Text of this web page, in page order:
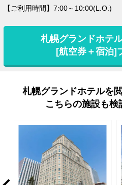
【ご利用時間】7:00～10:00(L.O.)
札幌グランドホテ
[航空券＋宿泊]
札幌グランドホテルを
こちらの施設も